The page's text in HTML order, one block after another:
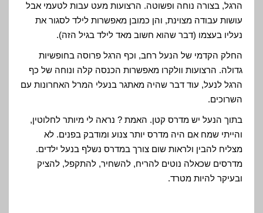
הרגל, בצורה נוחה ופשוטה. הרצועות מעט עבות לטעמי אבל
עושות עבודה מצוינת, והן כמובן מאפשרות לילד לסגור את
נעליו בעצמו (דבר שהוא חשוב מאד לילד בגיל הזה).
החלק הקדמי של הנעל רחב, וכף הרגל פרוסה בחופשיות
גדולה. הרצועות וולקרו מאפשרות הכנסה קלה ונוחה של כף
הרגל לנעל, עוד דבר שהיה מאתגר בנעלי המרל האחרונות עם
השרוכים.
בתוך הנעל יש מדרס קטן. האמת ? נראה לי מיותר לחלוטין,
והייתי שמח אם היה מדרס יותר צנוע ומודבק בפנים. לא
מצליח להבין ולראות שום צורך במדרס נשלף בנעל ילדים.
מדרסים שכאלה נוטים להריח, להשחיר, להתקפל, להציק
ובעיקר להיות מטרד.